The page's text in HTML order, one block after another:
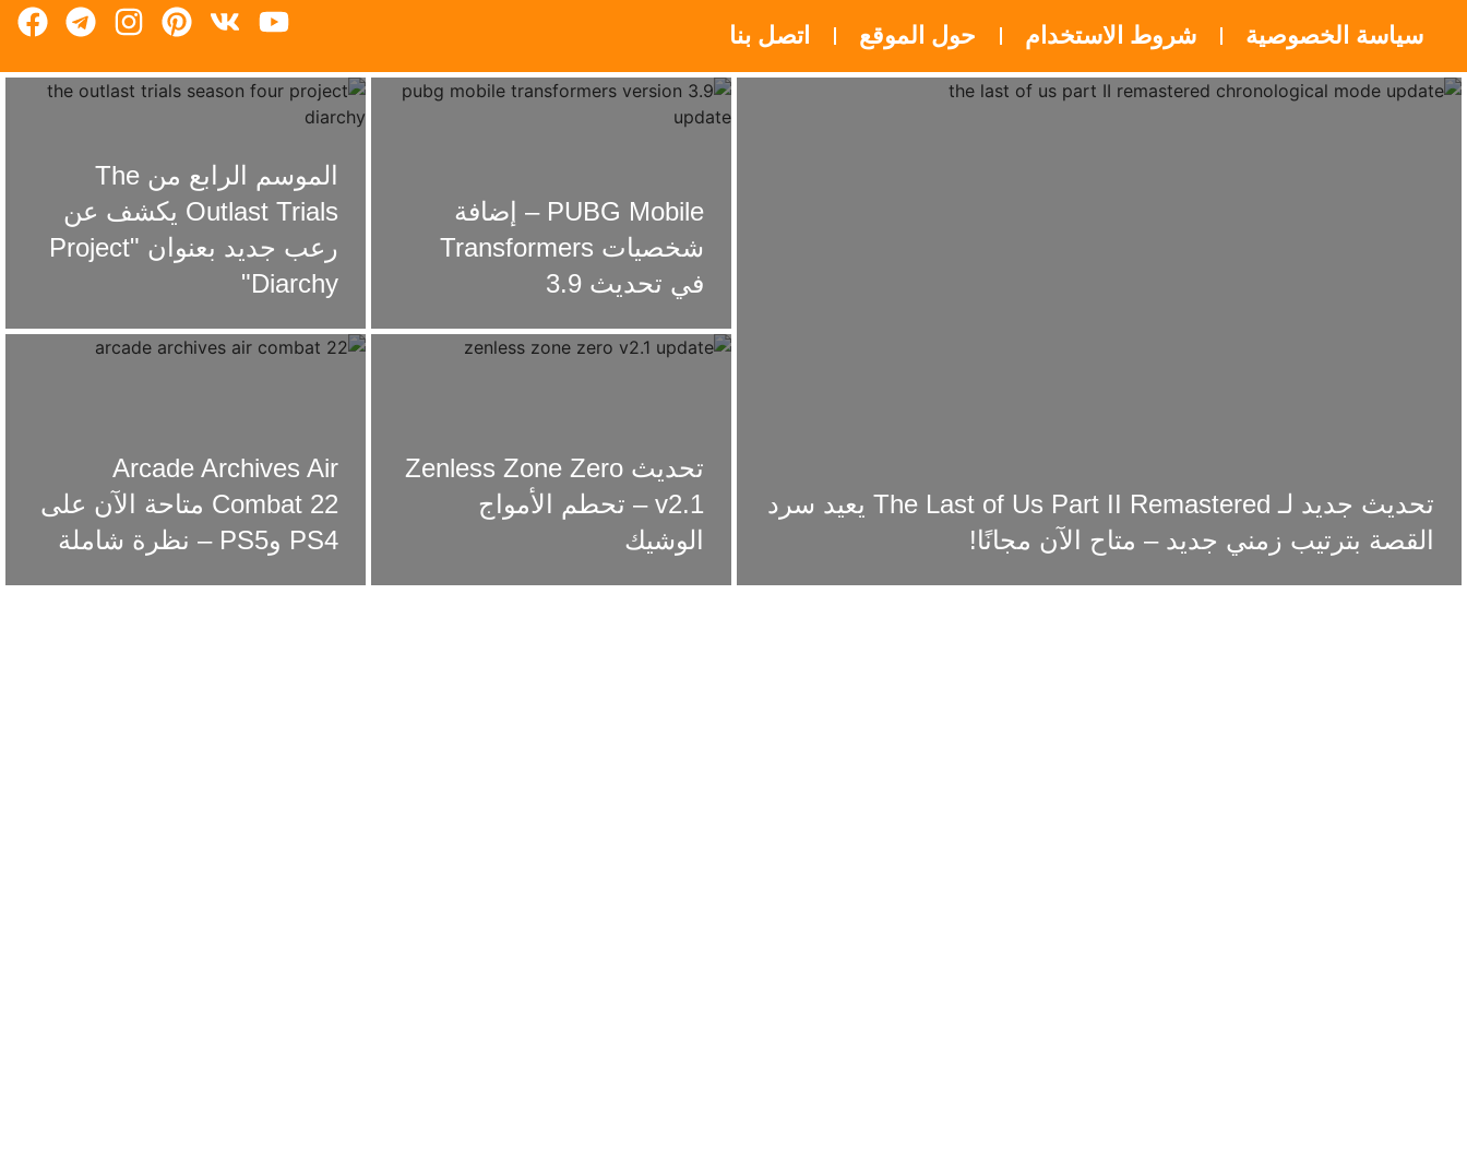
سياسة الخصوصية شروط الاستخدام حول الموقع اتصل بنا
تحديث جديد لـ The Last of Us Part II Remastered يعيد سرد
القصة بترتيب زمني جديد – متاح الآن مجانًا!
PUBG Mobile – إضافة
شخصيات Transformers
في تحديث 3.9
الموسم الرابع من The
Outlast Trials يكشف عن
رعب جديد بعنوان "Project
Diarchy"
تحديث Zenless Zone Zero
v2.1 – تحطم الأمواج
الوشيك
Arcade Archives Air
Combat 22 متاحة الآن على
PS4 وPS5 – نظرة شاملة